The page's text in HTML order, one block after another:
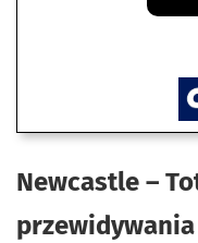
Newcastle –
przewidywania